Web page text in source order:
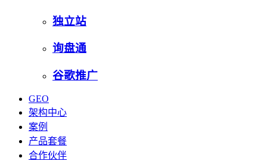
独立站
询盘通
谷歌推广
GEO
架构中心
案例
产品套餐
合作伙伴